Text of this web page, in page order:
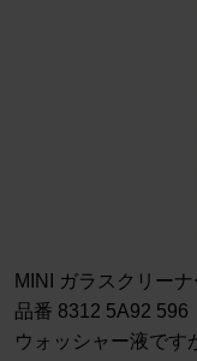
MINI ガラスクリー
品番 8312 5A92 596
ウォッシャー液です